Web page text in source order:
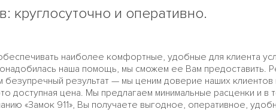
круглосуточно и оперативно.
наиболее комфортные, удобные для клиента
наша помощь, мы сможем ее Вам предоставить.
результат — мы ценим доверие наших
доступная цена. Мы предлагаем минимальные расценки и в
«Замок 911», Вы получаете выгодное, оперативное,